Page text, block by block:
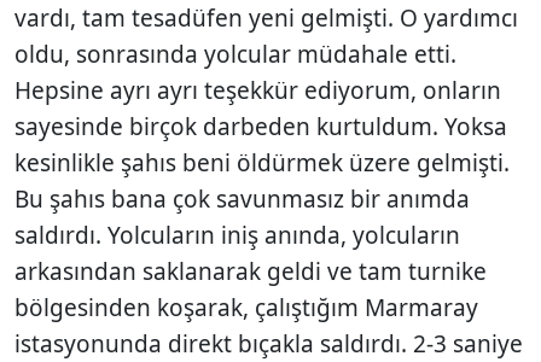
vardı, tam tesadüfen yeni gelmişti. O yardımcı
oldu, sonrasında yolcular müdahale etti.
Hepsine ayrı ayrı teşekkür ediyorum, onların
sayesinde birçok darbeden kurtuldum. Yoksa
kesinlikle şahıs beni öldürmek üzere gelmişti.
Bu şahıs bana çok savunmasız bir anımda
saldırdı. Yolcuların iniş anında, yolcuların
arkasından saklanarak geldi ve tam turnike
bölgesinden koşarak, çalıştığım Marmaray
istasyonunda direkt bıçakla saldırdı. 2-3 saniye